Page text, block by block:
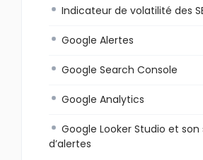
Indicateur de volatilité des
Google Alertes
Google Search Console
Google Analytics
Google Looker Studio et
d’alertes